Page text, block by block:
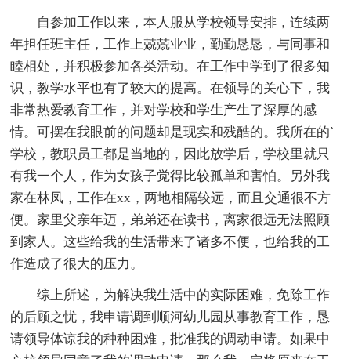
自参加工作以来，本人服从学校领导安排，连续两
年担任班主任，工作上兢兢业业，勤勤恳恳，与同事和
睦相处，并积极参加各类活动。在工作中学到了很多知
识，教学水平也有了较大的提高。在领导的关心下，我
非常热爱教育工作，并对学校和学生产生了深厚的感
情。可摆在我眼前的问题却是现实和残酷的。我所在的`
学校，教职员工都是当地的，因此放学后，学校里就只
有我一个人，作为女孩子觉得比较孤单和害怕。另外我
家在林凤，工作在xx，两地相隔较远，而且交通很不方
便。家里父亲年迈，弟弟还在读书，离家很远无法照顾
到家人。这些给我的生活带来了诸多不便，也给我的工
作造成了很大的压力。
综上所述，为解决我生活中的实际困难，免除工作
的后顾之忧，我申请调到顺河幼儿园从事教育工作，恳
请领导体谅我的种种困难，批准我的调动申请。如果中